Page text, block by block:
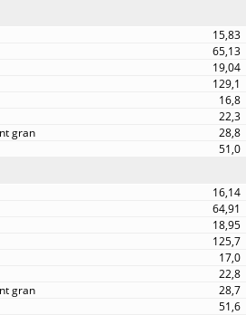
15,83
65,13
19,04
129,1
16,8
22,3
28,8
51,0
16,14
64,91
18,95
125,7
17,0
22,8
28,7
51,6